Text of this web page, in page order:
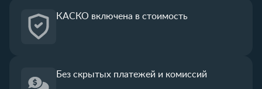
КАСКО включена в стоимость
Без скрытых платежей и комиссий